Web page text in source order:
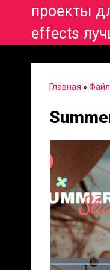
проекты
effects
Главная »